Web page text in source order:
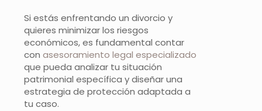
Si estás enfrentando un divorcio y
quieres minimizar los riesgos
económicos, es fundamental contar
con asesoramiento legal especializado
que pueda analizar tu situación
patrimonial específica y diseñar una
estrategia de protección adaptada a
tu caso.